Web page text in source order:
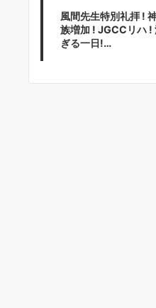
風間先生特別礼拝 !
族増加 ! JGCCリハ !
ぎる一日!…